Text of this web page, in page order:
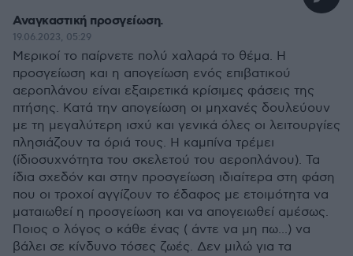
Αναγκαστική προσγείωση.
19.06.2023, 05:29
Μερικοί το παίρνετε πολύ χαλαρά το θέμα. Η
προσγείωση και η απογείωση ενός επιβατικού
αεροπλάνου είναι εξαιρετικά κρίσιμες φάσεις της
πτήσης. Κατά την απογείωση οι μηχανές δουλεύουν
με τη μεγαλύτερη ισχύ και γενικά όλες οι λειτουργίες
πλησιάζουν τα όριά τους. Η καμπίνα τρέμει
(ίδιοσυχνότητα του σκελετού του αεροπλάνου). Τα
ίδια σχεδόν και στην προσγείωση ιδιαίτερα στη φάση
που οι τροχοί αγγίζουν το έδαφος με ετοιμότητα να
ματαιωθεί η προσγείωση και να απογειωθεί αμέσως.
Ποιος ο λόγος ο κάθε ένας ( άντε να μη πω...) να
βάλει σε κίνδυνο τόσες ζωές. Δεν μιλώ για τα